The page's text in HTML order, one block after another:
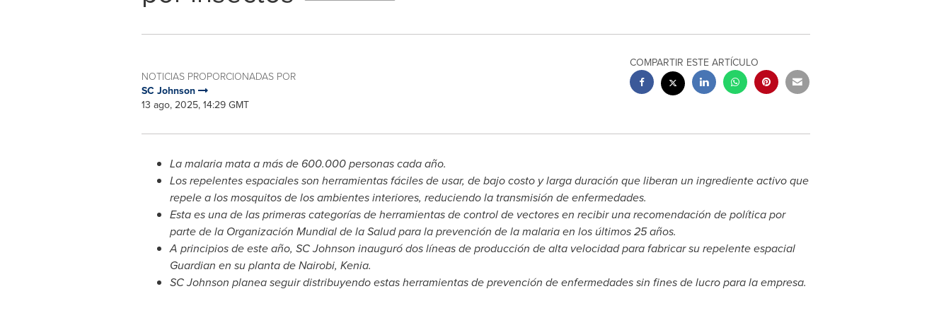
NOTICIAS PROPORCIONADAS POR
SC Johnson
13 ago, 2025, 14:29 GMT
COMPARTIR ESTE ARTÍCULO
La malaria mata a más de 600.000 personas cada año.
Los repelentes espaciales son herramientas fáciles de usar, de bajo costo y larga duración que liberan un ingrediente activo que
repele a los mosquitos de los ambientes interiores, reduciendo la transmisión de enfermedades.
Esta es una de las primeras categorías de herramientas de control de vectores en recibir una recomendación de política por
parte de la Organización Mundial de la Salud para la prevención de la malaria en los últimos 25 años.
A principios de este año, SC Johnson inauguró dos líneas de producción de alta velocidad para fabricar su repelente espacial
Guardian en su planta deNairobi, Kenia.
SC Johnson planea seguir distribuyendo estas herramientas de prevención de enfermedades sin fines de lucro para la empresa.